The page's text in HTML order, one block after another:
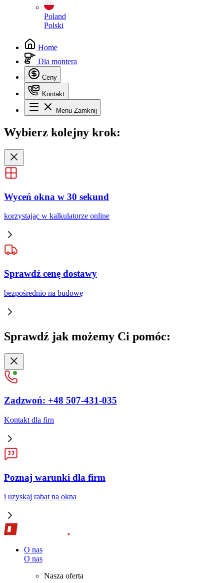
Poland
Polski
Home
Dla montera
Ceny
Kontakt
Menu Zamknij
Wybierz kolejny krok:
Wyceń okna w 30 sekund
korzystając w kalkulatorze online
Sprawdź cenę dostawy
bezpośrednio na budowę
Sprawdź jak możemy Ci pomóc:
Zadzwoń: +48 507-431-035
Kontakt dla firn
Poznaj warunki dla firm
i uzyskaj rabat na okna
O nas
O nas
Nasza oferta